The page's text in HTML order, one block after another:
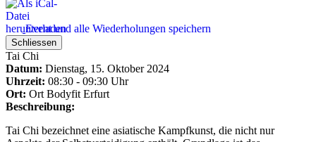
Event und alle Wiederholungen speichern
Schliessen
Tai Chi
Datum: Dienstag, 15. Oktober 2024
Uhrzeit: 08:30 - 09:30 Uhr
Ort: Ort Bodyfit Erfurt
Beschreibung:
Tai Chi bezeichnet eine asiatische Kampfkunst, die nicht nur